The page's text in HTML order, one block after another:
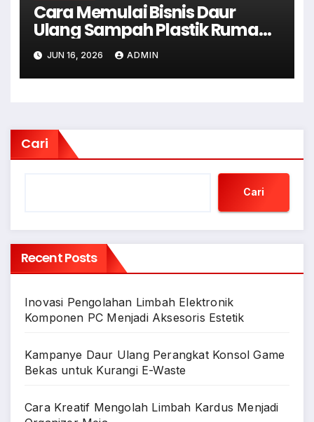
Cara Memulai Bisnis Daur
Ulang Sampah Plastik Rumah
Tangga
JUN 16, 2026 ADMIN
Cari
Cari
Recent Posts
Inovasi Pengolahan Limbah Elektronik
Komponen PC Menjadi Aksesoris Estetik
Kampanye Daur Ulang Perangkat Konsol Game
Bekas untuk Kurangi E-Waste
Cara Kreatif Mengolah Limbah Kardus Menjadi